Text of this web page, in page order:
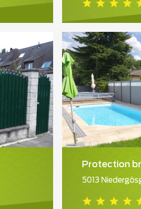
Protection
5013